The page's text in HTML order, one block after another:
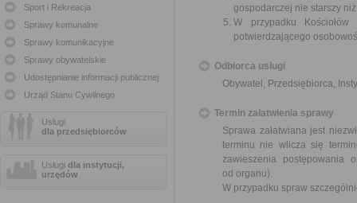
Sport i Rekreacja
Sprawy komunalne
Sprawy komunikacyjne
Sprawy obywatelskie
Udostępnianie informacji publicznej
Urząd Stanu Cywilnego
Usługi
dla przedsiębiorców
Usługi dla instytucji,
urzędów
gospodarczej nie starszy
W przypadku
potwierdzającego
Odbiorca usługi
Obywatel, Przedsiębiorca,
Termin załatwienia sprawy
Sprawa załatwiana jest
terminu nie wlicza się
zawieszenia postępowania
od organu).
W przypadku spraw